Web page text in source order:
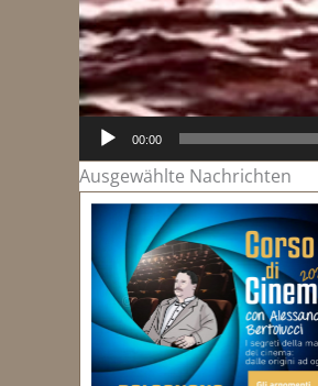
00:00
Ausgewählte Nachrichten